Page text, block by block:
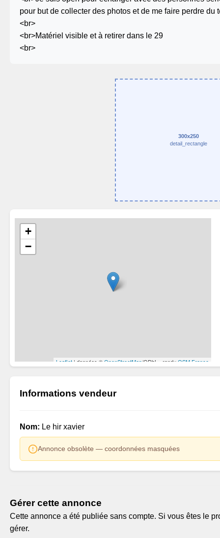
pour but de collecter des photos et de me faire perdre du
<br>
<br>Matériel visible et à retirer dans le 29
<br>
300x250
detail_rectangle
Informations vendeur
Nom: Le hir xavier
Annonce obsolète — coordonnées masquées
Gérer cette annonce
Cette annonce a été publiée sans compte. Si vous êtes le
gérer.